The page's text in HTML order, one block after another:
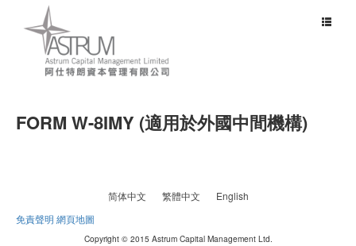
Toggle
FORM W-8IMY (適用於外國中間機構)
简体中文 繁體中文
English
免責聲明 網頁地圖
Copyright © 2015 Astrum Capital Management Ltd.